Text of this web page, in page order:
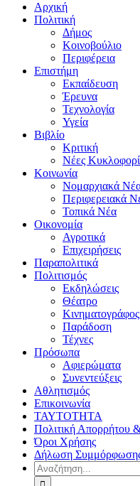
Αρχική
Πολιτική
Δήμος
Κοινοβούλιο
Περιφέρεια
Επιστήμη
Εκπαίδευση
Έρευνα
Τεχνολογία
Υγεία
Βιβλίο
Κριτική
Νέες
Κοινωνία
Νομαρχιακά
Περιφερειακά
Τοπικά Νέα
Οικονομία
Αγροτικά
Επιχειρήσεις
Παραπολιτικά
Πολιτισμός
Εκδηλώσεις
Θέατρο
Κινηματογράφος
Παράδοση
Τέχνες
Πρόσωπα
Αφιερώματα
Συνεντεύξεις
Αθλητισμός
Επικοινωνία
ΤΑΥΤΟΤΗΤΑ
Πολιτική Απορρήτου
Όροι Χρήσης
Δήλωση
Αναζήτηση
για: